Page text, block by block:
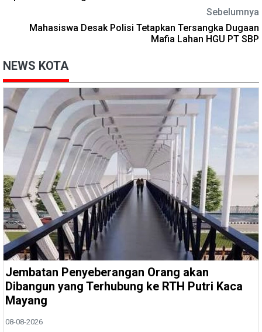
Sebelumnya
Mahasiswa Desak Polisi Tetapkan Tersangka Dugaan
Mafia Lahan HGU PT SBP
NEWS KOTA
Jembatan Penyeberangan Orang akan
Dibangun yang Terhubung ke RTH Putri Kaca
Mayang
08-08-2026